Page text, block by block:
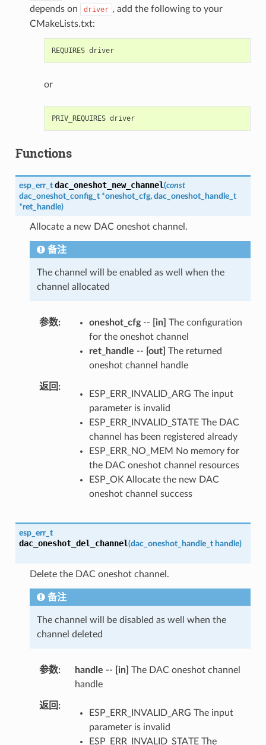
depends on
driver , add the following to your
CMakeLists.txt:
REQUIRES driver
or
PRIV_REQUIRES driver
Functions
esp_err_t dac_oneshot_new_channel(const
dac_oneshot_config_t *oneshot_cfg, dac_oneshot_handle_t
*ret_handle)
Allocate a new DAC oneshot channel.
备注
The channel will be enabled as well when the
channel allocated
参数 oneshot_cfg-- [in] The configuration
for the oneshot channel
ret_handle -- [out] The returned
oneshot channel handle
返回
ESP_ERR_INVALID_ARG The input
parameter is invalid
ESP_ERR_INVALID_STATE The DAC
channel has been registered already
ESP_ERR_NO_MEM No memory for
the DAC oneshot channel resources
ESP_OK Allocate the new DAC
oneshot channel success
esp_err_t
dac_oneshot_del_channel(dac_oneshot_handle_t handle)
Delete the DAC oneshot channel.
备注
The channel will be disabled as well when the
channel deleted
参数 handle -- [in] The DAC oneshot channel
handle
返回
ESP_ERR_INVALID_ARG The input
parameter is invalid
ESP_ERR_INVALID_STATE The